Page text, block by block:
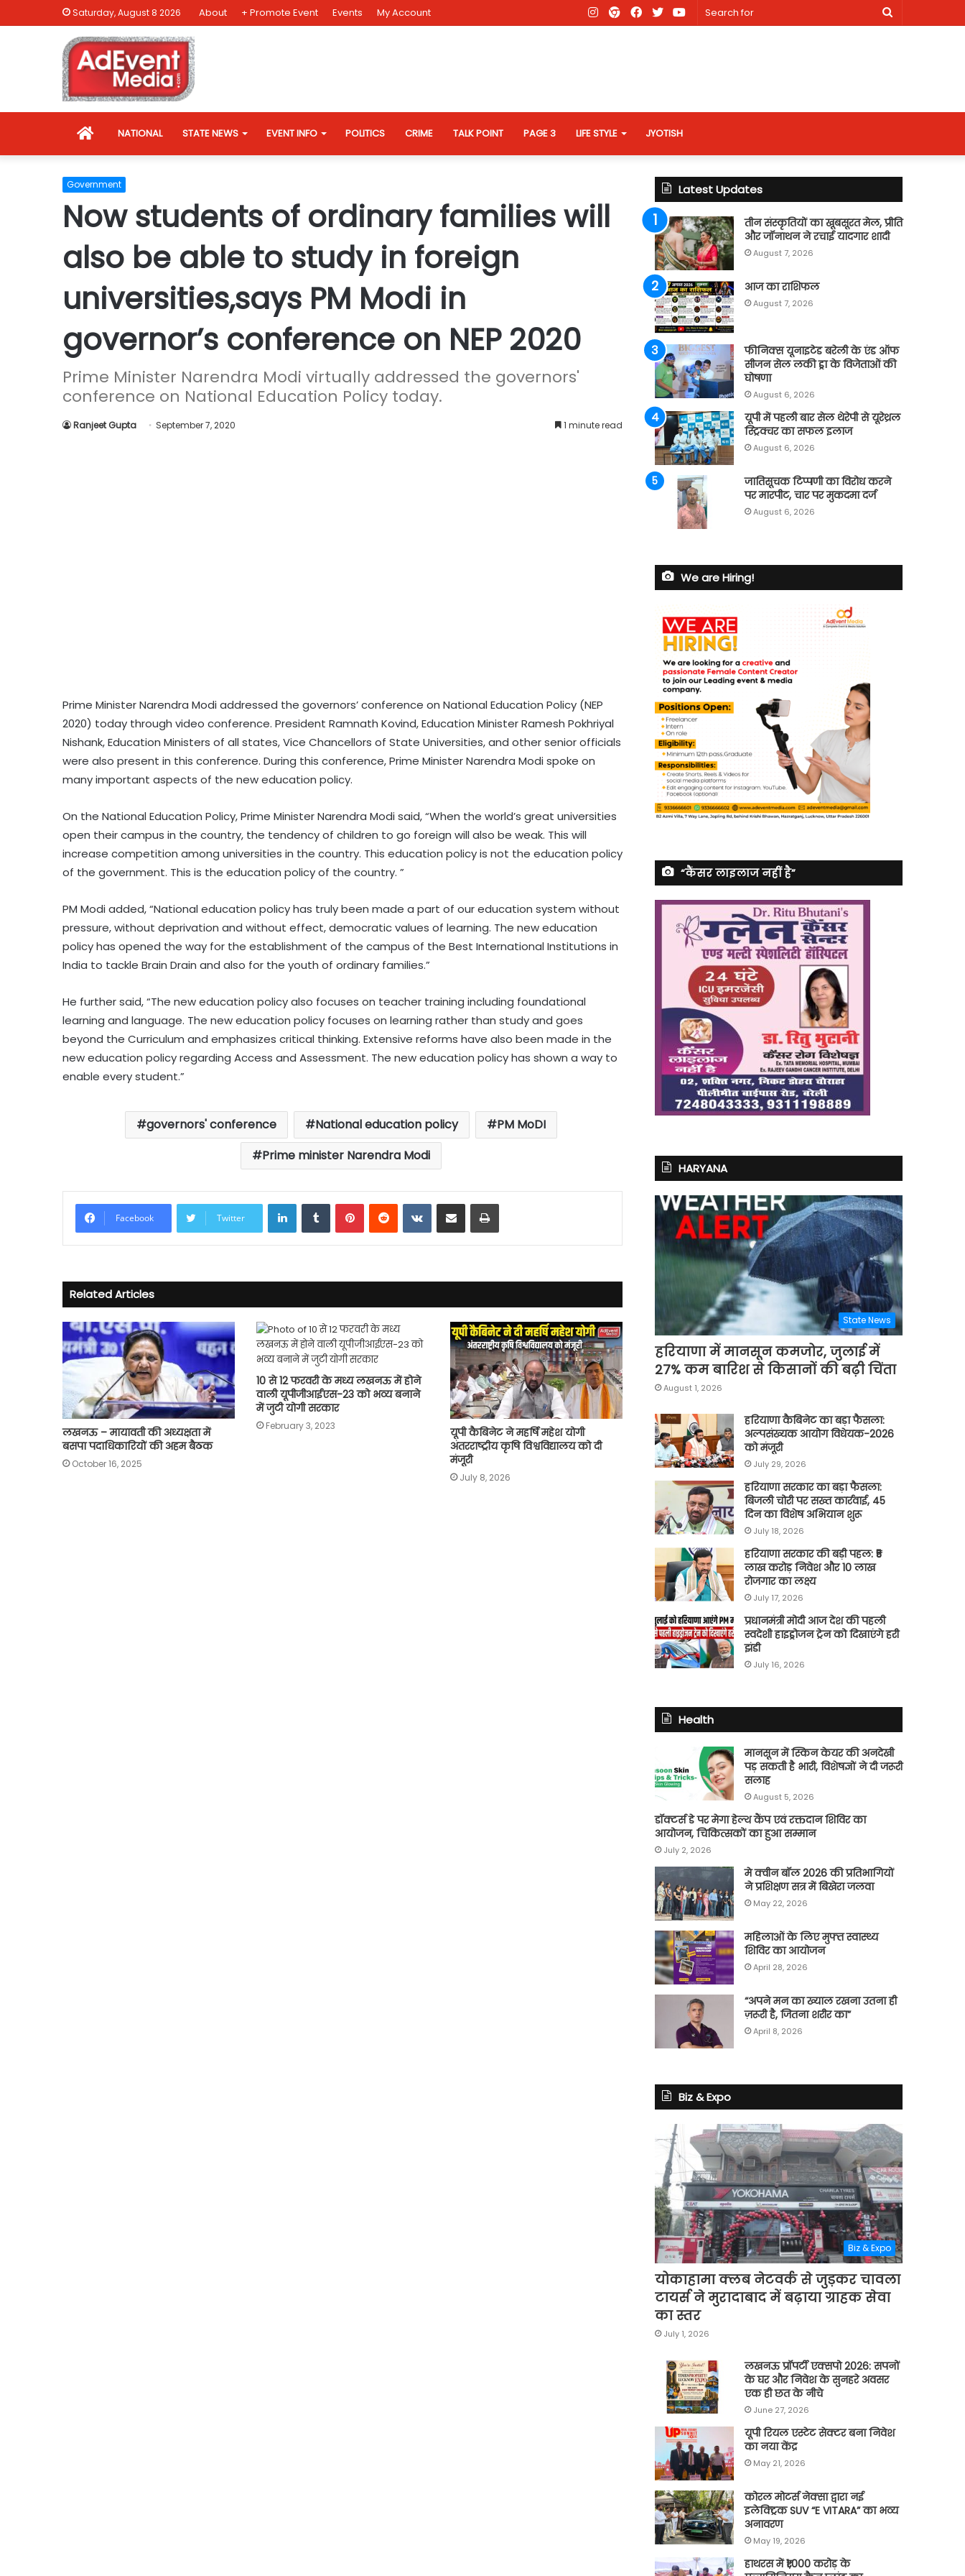
Saturday, August 8 2026 About + Promote Event Events My Account
Search
Youtube
X
Facebook
AD
Instagram
HOMENATIONAL STATE NEWS EVENT INFO POLITICS CRIME TALK POINT PAGE 3 LIFE STYLE JYOTISH
Government
Now students of ordinary families will
also be able to study in foreign
universities,says PM Modi in
governor’s conference on NEP 2020
Prime Minister Narendra Modi virtually addressed the governors'
conference on National Education Policy today.
Ranjeet Gupta September 7, 2020 1 minute read
Prime Minister Narendra Modi addressed the governors’ conference on National Education Policy (NEP
2020) today through video conference. President Ramnath Kovind, Education Minister Ramesh Pokhriyal
Nishank, Education Ministers of all states, Vice Chancellors of State Universities, and other senior officials
were also present in this conference. During this conference, Prime Minister Narendra Modi spoke on
many important aspects of the new education policy.
On the National Education Policy, Prime Minister Narendra Modi said, “When the world’s great universities
open their campus in the country, the tendency of children to go foreign will also be weak. This will
increase competition among universities in the country. This education policy is not the education policy
of the government. This is the education policy of the country. ”
PM Modi added, “National education policy has truly been made a part of our education system without
pressure, without deprivation and without effect, democratic values ​​of learning. The new education
policy has opened the way for the establishment of the campus of the Best International Institutions in
India to tackle Brain Drain and also for the youth of ordinary families.”
He further said, “The new education policy also focuses on teacher training including foundational
learning and language. The new education policy focuses on learning rather than study and goes
beyond the Curriculum and emphasizes critical thinking. Extensive reforms have also been made in the
new education policy regarding Access and Assessment. The new education policy has shown a way to
enable every student.”
governors' conference National education policy
PM MoDI
Prime minister Narendra Modi
Facebook Twitter
LinkedInTumblrPinterestReddit VKontakte
Share via Email Print
Related Articles
लखनऊ – मायावती की अध्यक्षता में
बसपा पदाधिकारियों की अहम बैठक
October 16, 2025
10 से 12 फरवरी के मध्य लखनऊ में होने
वाली यूपीजीआईएस-23 को भव्य बनाने
में जुटी योगी सरकार
February 3, 2023
यूपी कैबिनेट ने महर्षि महेश योगी
अंतरराष्ट्रीय कृषि विश्वविद्यालय को दी
मंजूरी
July 8, 2026
Latest Updates
तीन संस्कृतियों का खूबसूरत मेल, प्रीति
और जॉनाथन ने रचाई यादगार शादी
August 7, 2026
आज का राशिफल
August 7, 2026
फीनिक्स यूनाइटेड बरेली के एंड ऑफ
सीजन सेल लकी ड्रा के विजेताओं की
घोषणा
August 6, 2026
यूपी में पहली बार सेल थेरेपी से यूरेथ्रल
स्ट्रिक्चर का सफल इलाज
August 6, 2026
जातिसूचक टिप्पणी का विरोध करने
पर मारपीट, चार पर मुकदमा दर्ज
August 6, 2026
We are Hiring!
“कैंसर लाइलाज नहीं है”
HARYANA
State News
हरियाणा में मानसून कमजोर, जुलाई में
27% कम बारिश से किसानों की बढ़ी चिंता
August 1, 2026
हरियाणा कैबिनेट का बड़ा फैसला:
अल्पसंख्यक आयोग विधेयक-2026
को मंजूरी
July 29, 2026
हरियाणा सरकार का बड़ा फैसला:
बिजली चोरी पर सख्त कार्रवाई, 45
दिन का विशेष अभियान शुरू
July 18, 2026
हरियाणा सरकार की बड़ी पहल: ₹5
लाख करोड़ निवेश और 10 लाख
रोजगार का लक्ष्य
July 17, 2026
प्रधानमंत्री मोदी आज देश की पहली
स्वदेशी हाइड्रोजन ट्रेन को दिखाएंगे हरी
झंडी
July 16, 2026
Health
मानसून में स्किन केयर की अनदेखी
पड़ सकती है भारी, विशेषज्ञों ने दी जरूरी
सलाह
August 5, 2026
डॉक्टर्स डे पर मेगा हेल्थ कैंप एवं रक्तदान शिविर का
आयोजन, चिकित्सकों का हुआ सम्मान
July 2, 2026
मे क्वीन बॉल 2026 की प्रतिभागियों
ने प्रशिक्षण सत्र में बिखेरा जलवा
May 22, 2026
महिलाओं के लिए मुफ्त स्वास्थ्य
शिविर का आयोजन
April 28, 2026
“अपने मन का ख्याल रखना उतना ही
ज़रूरी है, जितना शरीर का”
April 8, 2026
Biz & Expo
Biz & Expo
योकाहामा क्लब नेटवर्क से जुड़कर चावला
टायर्स ने मुरादाबाद में बढ़ाया ग्राहक सेवा
का स्तर
July 1, 2026
लखनऊ प्रॉपर्टी एक्सपो 2026: सपनों
के घर और निवेश के सुनहरे अवसर
एक ही छत के नीचे
June 27, 2026
यूपी रियल एस्टेट सेक्टर बना निवेश
का नया केंद्र
May 21, 2026
कोरल मोटर्स नेक्सा द्वारा नई
इलेक्ट्रिक SUV “E VITARA” का भव्य
अनावरण
May 19, 2026
हाथरस में ₹1,000 करोड़ के